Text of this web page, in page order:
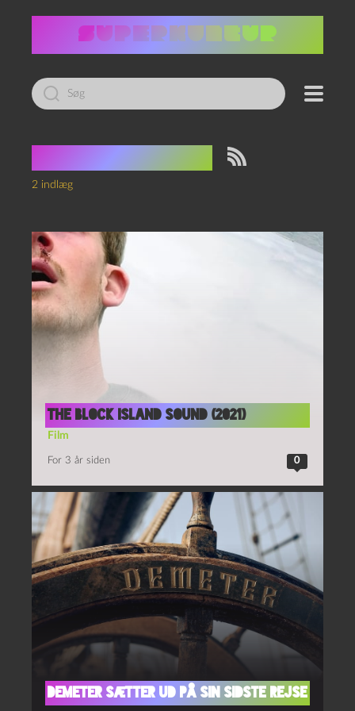
Led
efter:
så til søs
2 indlæg
The Block Island sound (2021)
Film
For 3 år siden 0
Demeter sætter ud på sin sidste rejse